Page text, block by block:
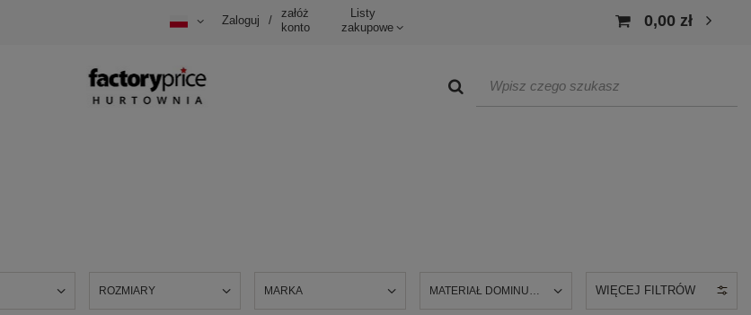
Zaloguj /
załóż
konto
Listy
zakupowe
0,00 zł
ROZMIARY MARKA MATERIAŁ DOMINUJĄCY WIĘCEJ FILTRÓW